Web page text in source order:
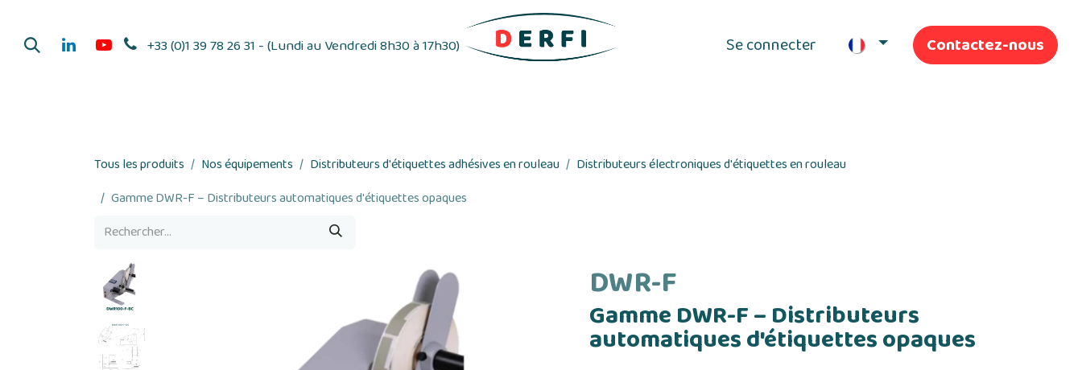
+33 (0)1 39 78 26 31 - (Lundi au Vendredi 8h30 à 17h30) Se connecter Contactez-nous
Tous les produits Nos équipements Distributeurs d'étiquettes adhésives en rouleau
Distributeurs électroniques d'étiquettes en rouleau
Gamme DWR-F – Distributeurs automatiques d'étiquettes opaques
DWR-F
Gamme DWR-F – Distributeurs
automatiques d'étiquettes opaques